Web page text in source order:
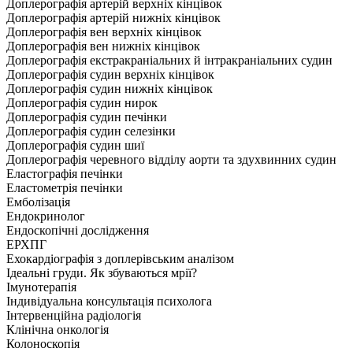
Доплерографія артерій верхніх кінцівок
Доплерографія артерій нижніх кінцівок
Доплерографія вен верхніх кінцівок
Доплерографія вен нижніх кінцівок
Доплерографія екстракраніальних й інтракраніальних судин
Доплерографія судин верхніх кінцівок
Доплерографія судин нижніх кінцівок
Доплерографія судин нирок
Доплерографія судин печінки
Доплерографія судин селезінки
Доплерографія судин шиї
Доплерографія черевного відділу аорти та здухвинних судин
Еластографія печінки
Еластометрія печінки
Емболізація
Ендокринолог
Ендоскопічні дослідження
ЕРХПГ
Ехокардіографія з доплерівським аналізом
Ідеальні груди. Як збуваються мрії?
Імунотерапія
Індивідуальна консультація психолога
Інтервенційна радіологія
Клінічна онкологія
Колоноскопія